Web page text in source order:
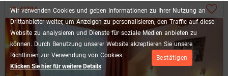
Wir verwenden Cookies und geben Informationen zu Ihrer Nutzung an
Drittanbieter weiter, um Anzeigen zu personalisieren, den Traffic auf diese
Website zu analysieren und Dienste für soziale Medien anbieten zu
können. Durch Benutzung unserer Website akzeptieren Sie unsere
Richtlinien zur Verwendung von Cookies.
Klicken Sie hier für weitere Details
Bestätigen
ID: 43204